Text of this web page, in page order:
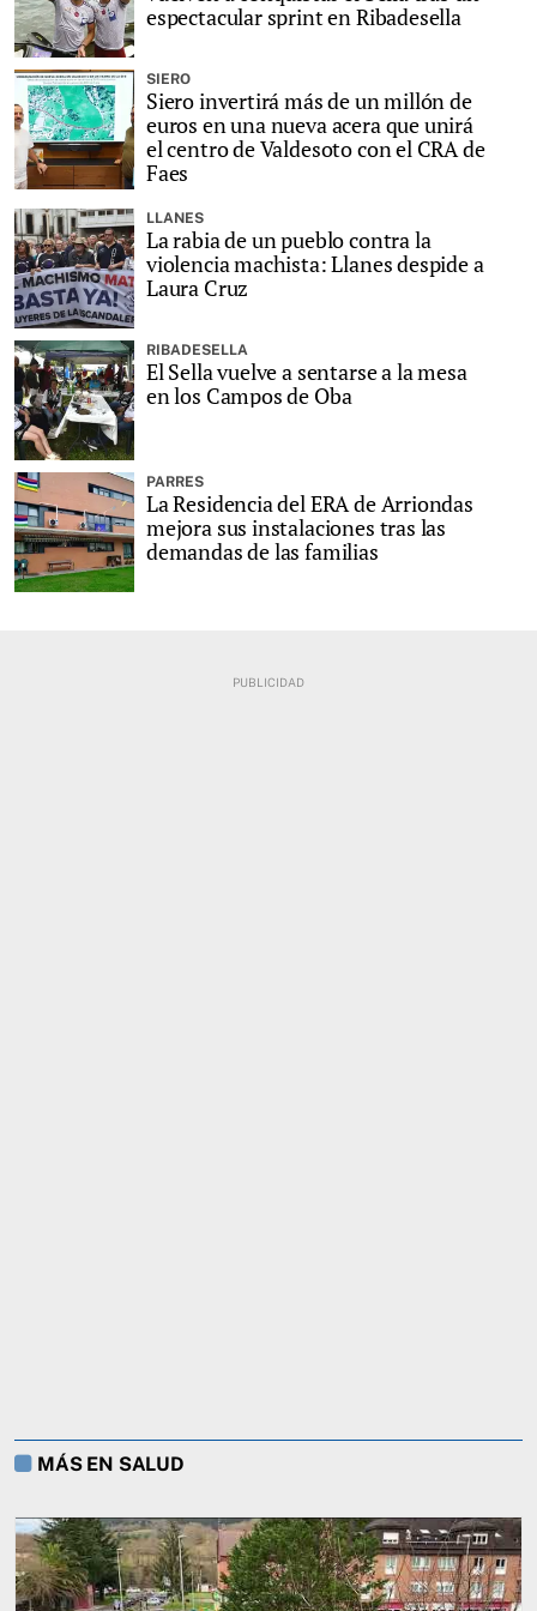
espectacular sprint en Ribadesella
SIERO
Siero invertirá más de un millón de
euros en una nueva acera que unirá
el centro de Valdesoto con el CRA de
Faes
LLANES
La rabia de un pueblo contra la
violencia machista: Llanes despide a
Laura Cruz
RIBADESELLA
El Sella vuelve a sentarse a la mesa
en los Campos de Oba
PARRES
La Residencia del ERA de Arriondas
mejora sus instalaciones tras las
demandas de las familias
MÁS EN SALUD